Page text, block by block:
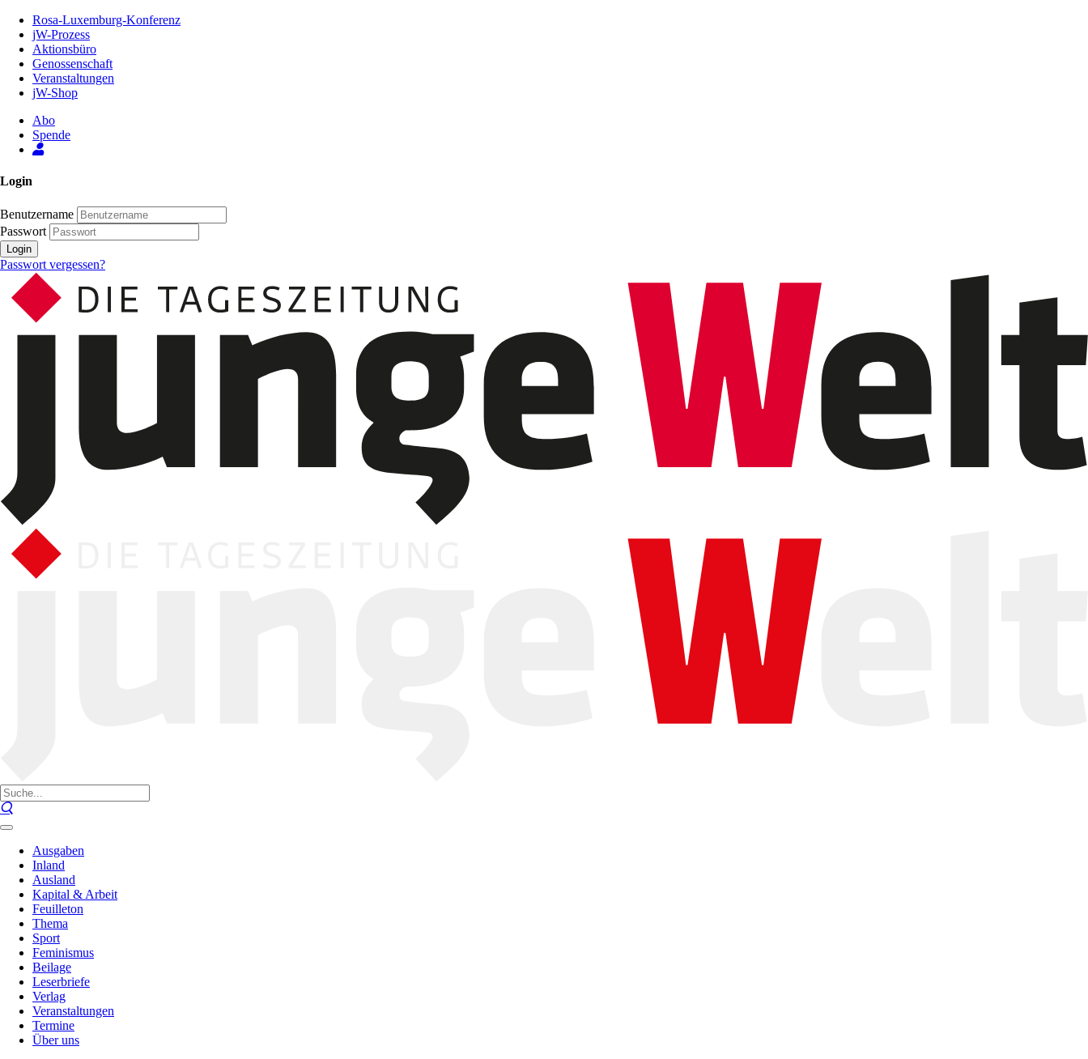
Inhalt
Seite
Rosa-Luxemburg-Konferenz
jW-Prozess
Aktionsbüro
Genossenschaft
Veranstaltungen
jW-Shop
Abo
Spende
Login
Benutzername
Passwort
Login
Passwort vergessen?
Ausgaben
Inland
Ausland
Kapital & Arbeit
Feuilleton
Thema
Sport
Feminismus
Beilage
Leserbriefe
Verlag
Veranstaltungen
Termine
Über uns